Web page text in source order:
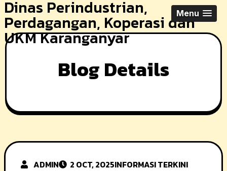
Skip
to
content
Dinas Perindustrian,
Perdagangan, Koperasi dan
UKM Karanganyar
Menu
Blog Details
ADMIN 2 OCT, 2025INFORMASI TERKINI